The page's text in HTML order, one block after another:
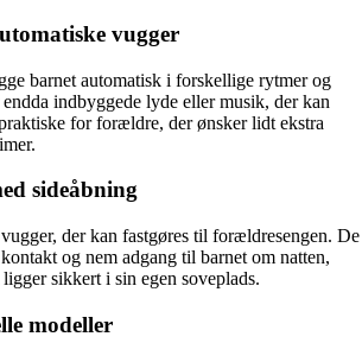
vugger
barnet automatisk i forskellige rytmer og
indbyggede lyde eller musik, der kan
for forældre, der ønsker lidt ekstra
sideåbning
der kan fastgøres til forældresengen. De
og nem adgang til barnet om natten,
sikkert i sin egen soveplads.
modeller